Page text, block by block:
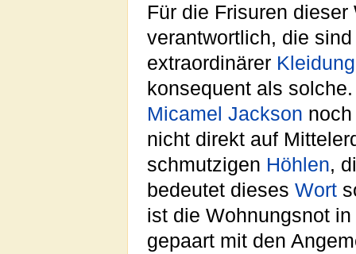
Für die Frisuren
verantwortlich, die
extraordinärer Kleidung
konsequent als
Micamel Jackson
nicht direkt auf
schmutzigen Höhlen,
bedeutet dieses Wort
ist die Wohnungsnot
gepaart mit den